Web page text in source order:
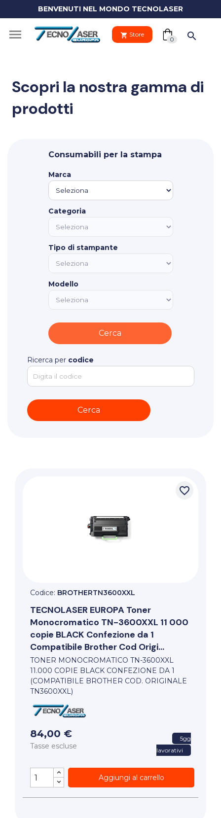
BENVENUTI NEL MONDO TECNOLASER
shopping_cart Store
0
empty.
search
shopping_cart
Scopri la nostra gamma di
prodotti
Consumabili per la stampa
Marca
Categoria
Tipo di stampante
Modello
Ricerca per codice
favorite_border
Codice: BROTHERTN3600XXL
TECNOLASER EUROPA Toner
Monocromatico TN-3600XXL 11 000
copie BLACK Confezione da 1
Compatibile Brother Cod Origi...
TONER MONOCROMATICO TN-3600XXL
11.000 COPIE BLACK CONFEZIONE DA 1
(COMPATIBILE BROTHER COD. ORIGINALE
TN3600XXL)
84,00 €
Tasse escluse
5gg
lavorativi
Aggiungi al carrello